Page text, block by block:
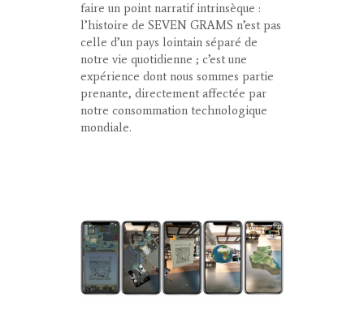
faire un point narratif intrinsèque :
l’histoire de SEVEN GRAMS n’est pas
celle d’un pays lointain séparé de
notre vie quotidienne ; c’est une
expérience dont nous sommes partie
prenante, directement affectée par
notre consommation technologique
mondiale.